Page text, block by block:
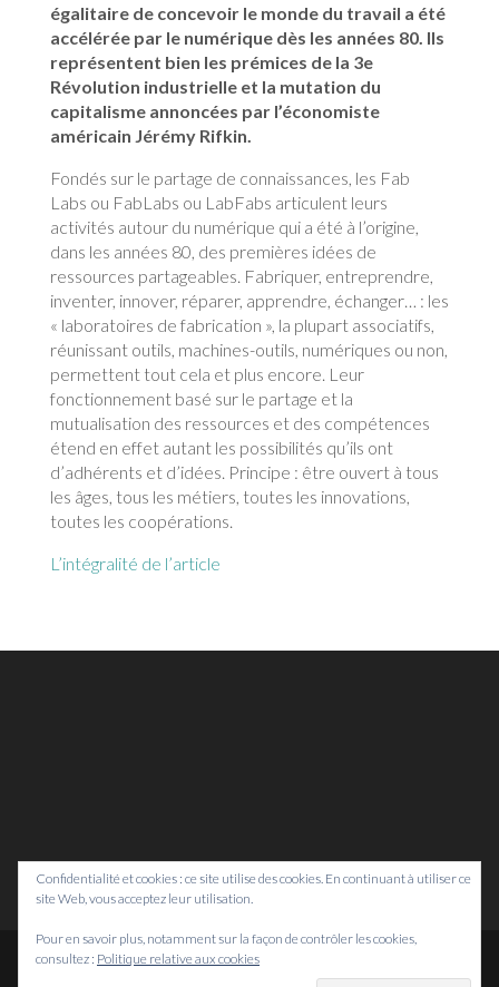
égalitaire de concevoir le monde du travail a été
accélérée par le numérique dès les années 80. Ils
représentent bien les prémices de la 3e
Révolution industrielle et la mutation du
capitalisme annoncées par l’économiste
américain Jérémy Rifkin.
Fondés sur le partage de connaissances, les Fab
Labs ou FabLabs ou LabFabs articulent leurs
activités autour du numérique qui a été à l’origine,
dans les années 80, des premières idées de
ressources partageables. Fabriquer, entreprendre,
inventer, innover, réparer, apprendre, échanger… : les
« laboratoires de fabrication », la plupart associatifs,
réunissant outils, machines-outils, numériques ou non,
permettent tout cela et plus encore. Leur
fonctionnement basé sur le partage et la
mutualisation des ressources et des compétences
étend en effet autant les possibilités qu’ils ont
d’adhérents et d’idées. Principe : être ouvert à tous
les âges, tous les métiers, toutes les innovations,
toutes les coopérations.
L’intégralité de l’article
Confidentialité et cookies : ce site utilise des cookies. En continuant à utiliser ce
site Web, vous acceptez leur utilisation.
Pour en savoir plus, notamment sur la façon de contrôler les cookies,
consultez : Politique relative aux cookies